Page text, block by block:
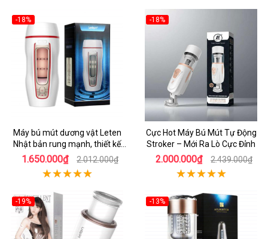
-18%
Máy bú mút dương vật Leten
Nhật bản rung mạnh, thiết kế
hiện đại
1.650.000₫ 2.012.000₫
-18%
Cực Hot Máy Bú Mút Tự Động
Stroker – Mới Ra Lò Cực Đỉnh
2.000.000₫ 2.439.000₫
-19% -13%